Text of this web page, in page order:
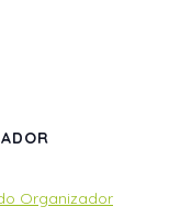
Organizador